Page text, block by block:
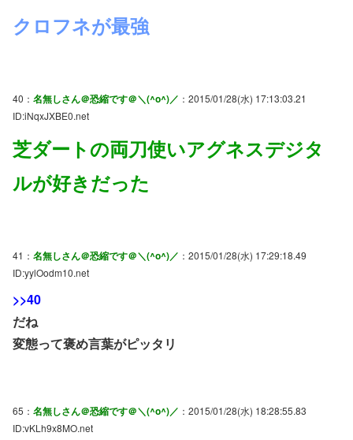
クロフネが最強
40： 名無しさん＠恐縮です＠＼(^o^)／ ：2015/01/28(水) 17:13:03.21
ID:iNqxJXBE0.net
芝ダートの両刀使いアグネスデジタ
ルが好きだった
41： 名無しさん＠恐縮です＠＼(^o^)／ ：2015/01/28(水) 17:29:18.49
ID:yylOodm10.net
>>40
だね
変態って褒め言葉がピッタリ
65： 名無しさん＠恐縮です＠＼(^o^)／ ：2015/01/28(水) 18:28:55.83
ID:vKLh9x8MO.net